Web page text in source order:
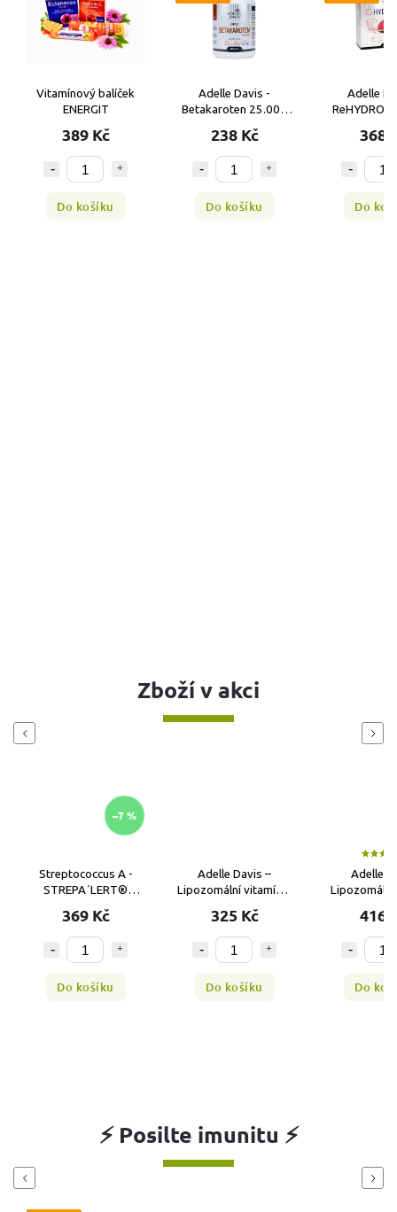
balíček
Adelle Davis -
Betakaroten 25.000
Adelle Davis -
ReHYDRO s příchutí
Zboží v akci
Previous
–7 %
Streptococcus A -
STREPA´LERT®
369 Kč
Do košíku
Adelle Davis –
Lipozomální vitamín C
JUNIOR od 3 let –
příchuť mango, 33
dávek
325 Kč
Do košíku
Adelle Davis
Lipozomální
416 Kč
Do košíku
Next
⚡ Posilte imunitu ⚡
Previous Next